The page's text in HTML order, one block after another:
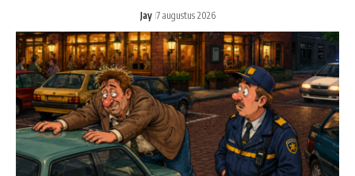
Jay 7 augustus 2026